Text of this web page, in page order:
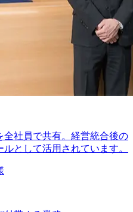
社員で共有。経営統合後の
として活用されています。